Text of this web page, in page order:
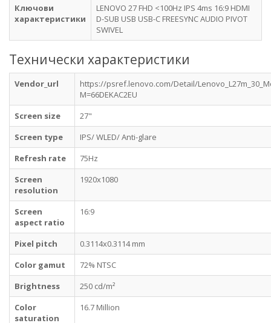
Ключови
характеристики
LENOVO 27 FHD <100Hz IPS 4ms 16:9 HDMI
D-SUB USB USB-C FREESYNC AUDIO PIVOT
SWIVEL
Технически характеристики
Vendor_url
https://psref.lenovo.com/Detail/
M=66DEKAC2EU
Screen size
27"
Screen type
IPS/ WLED/ Anti-glare
Refresh rate
75Hz
Screen
resolution
1920x1080
Screen
aspect ratio
16:9
Pixel pitch
0.3114x0.3114 mm
Color gamut
72% NTSC
Brightness
250 cd/m²
Color
saturation
16.7 Million